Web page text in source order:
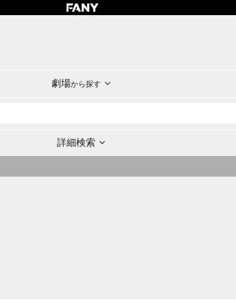
劇場から探す
詳細検索